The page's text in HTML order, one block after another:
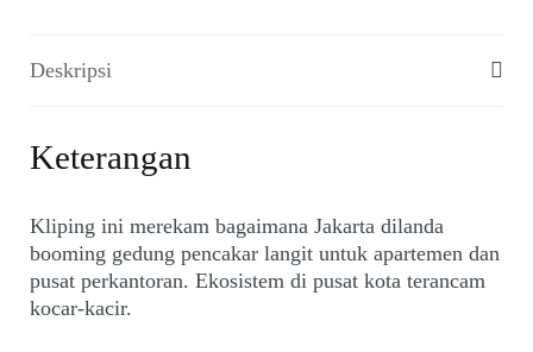
Deskripsi
Keterangan
Kliping ini merekam bagaimana Jakarta dilanda
booming gedung pencakar langit untuk apartemen dan
pusat perkantoran. Ekosistem di pusat kota terancam
kocar-kacir.